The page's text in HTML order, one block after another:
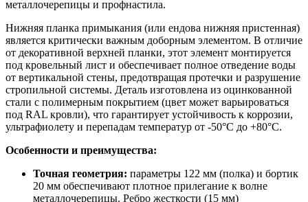
металлочерепицы и профнастила.
Нижняя планка примыкания (или ендова нижняя пристенная)
является критически важным доборным элементом. В отличие
от декоративной верхней планки, этот элемент монтируется
под кровельный лист и обеспечивает полное отведение воды
от вертикальной стены, предотвращая протечки и разрушение
стропильной системы. Деталь изготовлена из оцинкованной
стали с полимерным покрытием (цвет может варьироваться
под RAL кровли), что гарантирует устойчивость к коррозии,
ультрафиолету и перепадам температур от -50°C до +80°C.
Особенности и преимущества:
Точная геометрия: параметры 122 мм (полка) и бортик
20 мм обеспечивают плотное прилегание к волне
металлочерепицы. Ребро жесткости (15 мм)